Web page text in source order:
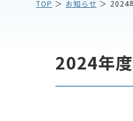
TOP お知らせ 2024
2024年